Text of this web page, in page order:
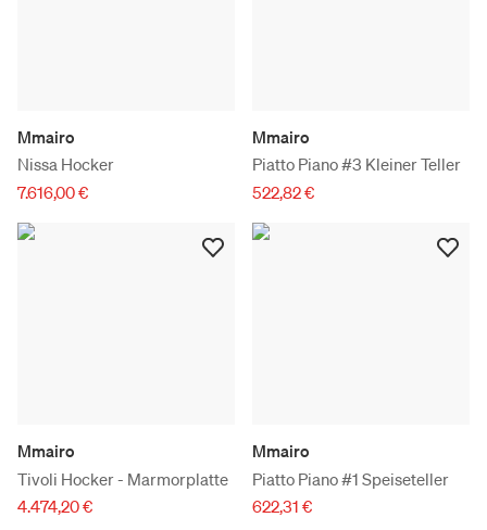
Mmairo
Nissa Hocker
7.616,00 €
Mmairo
Piatto Piano #3 Kleiner Teller
522,82 €
Mmairo
Tivoli Hocker - Marmorplatte
4.474,20 €
Mmairo
Piatto Piano #1 Speiseteller
622,31 €